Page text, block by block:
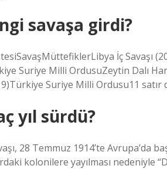
savaşa girdi?
İç Savaşı
Suriye Milli OrdusuZeytin Dalı
Suriye Milli Ordusu11 satır
yıl sürdü?
28 Temmuz 1914’te Avrupa’da
kolonilere yayılması nedeniyle